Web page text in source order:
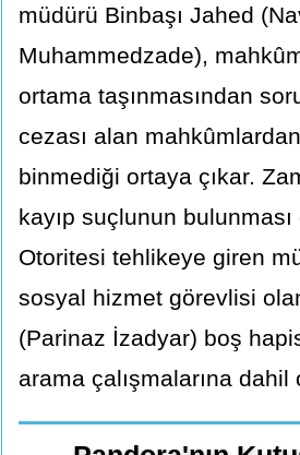
müdürü Binbaşı Jahed
Muhammedzade),
ortama taşınmasından
cezası alan
binmediği ortaya çıkar.
kayıp suçlunun
Otoritesi tehlikeye giren
sosyal hizmet görevlisi
(Parinaz İzadyar) boş
arama çalışmalarına